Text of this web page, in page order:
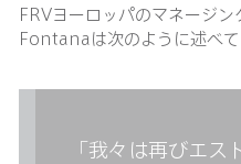
FRVヨーロッパのマネージ
Fontanaは次のように述べて
「我々は再びエス